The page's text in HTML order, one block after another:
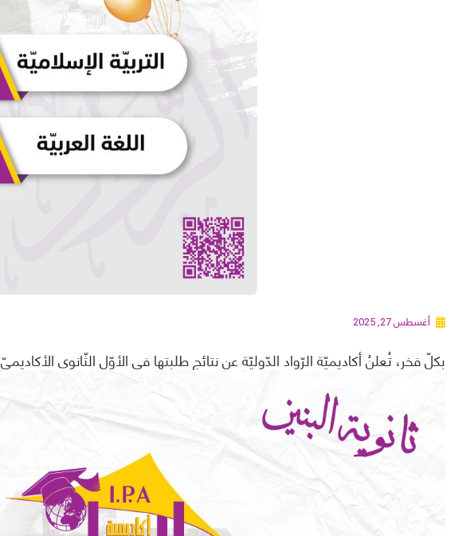
أغسطس 27, 2025
بكلّ فخر، تُعلنُ أكاديميّة الرّواد الدّوليّة عن نتائج طلبتها في الأوّل الثّانوي الأكاديميّ